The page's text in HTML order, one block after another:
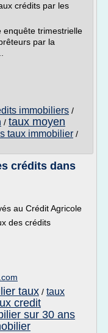
crédits par les
enquête trimestrielle
par la
immobiliers /
/ taux moyen
taux immobilier /
crédits dans
au Crédit Agricole
des crédits
taux / taux
credit
sur 30 ans